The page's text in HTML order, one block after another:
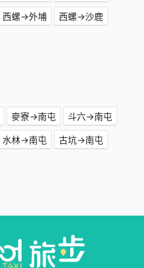
西螺→外埔
西螺→沙鹿
麥寮→南屯
斗六→南屯
水林→南屯
古坑→南屯